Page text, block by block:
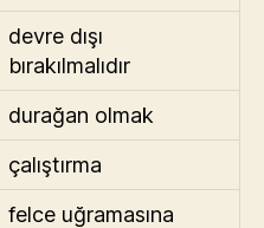
devre dışı
bırakılmalıdır
durağan olmak
çalıştırma
felce uğramasına